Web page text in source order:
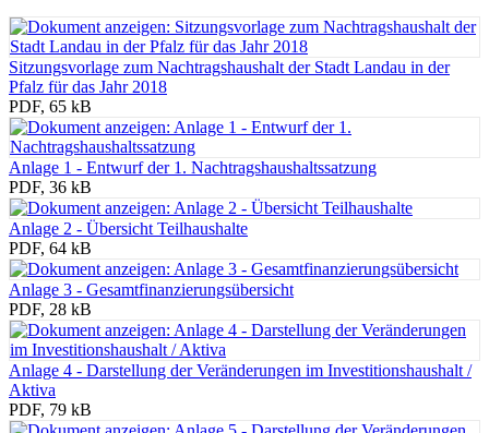
Sitzungsvorlage zum Nachtragshaushalt der Stadt Landau in der
Pfalz für das Jahr 2018
PDF, 65 kB
Anlage 1 - Entwurf der 1. Nachtragshaushaltssatzung
PDF, 36 kB
Anlage 2 - Übersicht Teilhaushalte
PDF, 64 kB
Anlage 3 - Gesamtfinanzierungsübersicht
PDF, 28 kB
Anlage 4 - Darstellung der Veränderungen im Investitionshaushalt /
Aktiva
PDF, 79 kB